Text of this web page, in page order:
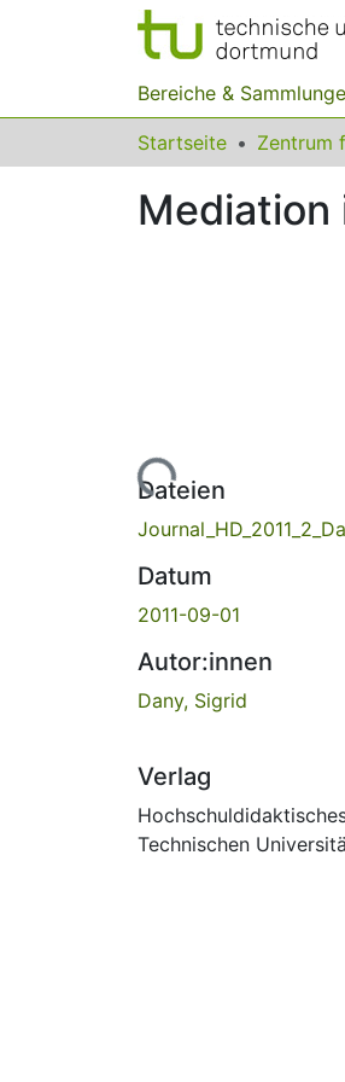
Bereiche &
Startseite
Mediation
Lade...
Dateien
Datum
2011-09-01
Autor:innen
Dany, Sigrid
Verlag
Technischen